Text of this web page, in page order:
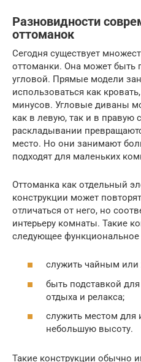
Разновидности
оттоманок
Сегодня существует
оттоманки. Она может быть
угловой. Прямые модели
использоваться как
минусов. Угловые диваны
как в левую, так и в правую
раскладывании
место. Но они занимают
подходят для маленьких
Оттоманка как отдельный
конструкции может
отличаться от него, но
интерьеру комнаты. Такие
следующее функциональное
служить чайным
быть подставкой
отдыха и релакса;
служить местом для
небольшую высоту.
Такие конструкции обычно